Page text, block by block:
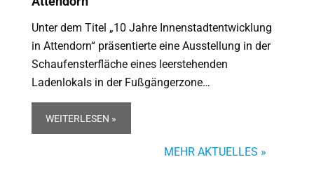
Unter dem Titel „10 Jahre Innenstadtentwicklung
in Attendorn“ präsentierte eine Ausstellung in der
Schaufensterfläche eines leerstehenden
Ladenlokals in der Fußgängerzone…
WEITERLESEN »
MEHR AKTUELLES »